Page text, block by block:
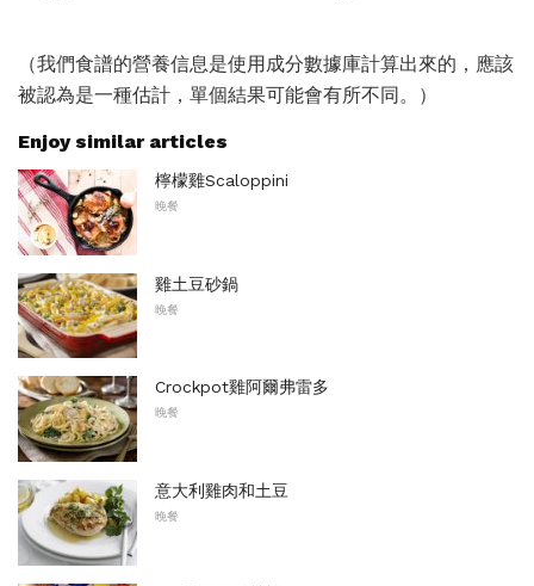
（我們食譜的營養信息是使用成分數據庫計算出來的，應該
被認為是一種估計，單個結果可能會有所不同。）
Enjoy similar articles
檸檬雞Scaloppini
晚餐
雞土豆砂鍋
晚餐
Crockpot雞阿爾弗雷多
晚餐
意大利雞肉和土豆
晚餐